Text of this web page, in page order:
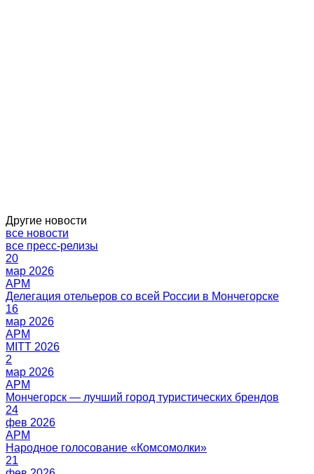
Другие новости
все новости
все пресс-релизы
20
мар 2026
16
мар 2026
2
мар 2026
24
фев 2026
21